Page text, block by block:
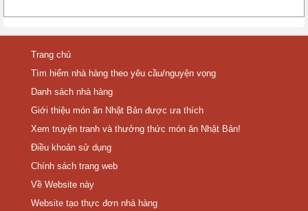
Trang chủ
Tìm hiếm nhà hàng theo yêu cầu/nguyện vọng
Danh sách nhà hàng
Giới thiệu món ăn Nhật Bản được ưa thích
Xem truyện tranh và thưởng thức món ăn Nhật Bản!
Điều khoản sử dụng
Chính sách trang web
Về Website này
Website tạo thực đơn nhà hàng